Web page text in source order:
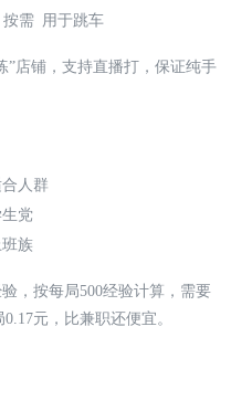
按需 用于跳车
”店铺，支持直播打，保证纯手
人群
党
族
，按每局500经验计算，需要
元，比兼职还便宜。